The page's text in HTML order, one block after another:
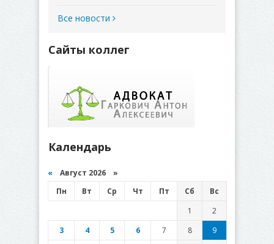
Все новости
Сайты коллег
Календарь
« Август 2026 »
Пн
Вт Ср Чт Пт Сб
Вс
1
2
3
4 5 6 7 8
9